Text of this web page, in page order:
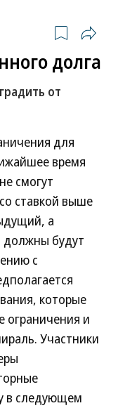
долга
от
для
время
смогут
ставкой выше
а
должны будут
с
которые
и
Участники
в следующем